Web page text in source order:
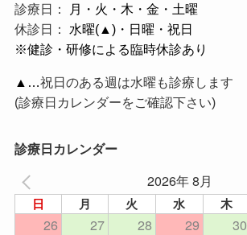
診療日：
月・火・木・金・土曜
休診日： 水曜(▲)・日曜・祝日
※健診・研修による臨時休診あり
▲…祝日のある週は水曜も診療します
(診療日カレンダーをご確認下さい)
診療日カレンダー
2026年 8月
日 月 火 水 木
26 27 28 29 30